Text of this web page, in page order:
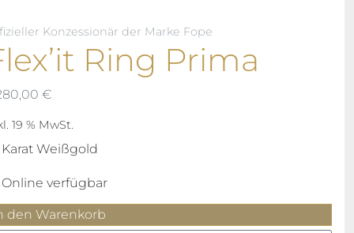
Konzessionär der Marke Fope
Ring Prima
€
19 % MwSt.
Karat Weißgold
Online verfügbar
den Warenkorb